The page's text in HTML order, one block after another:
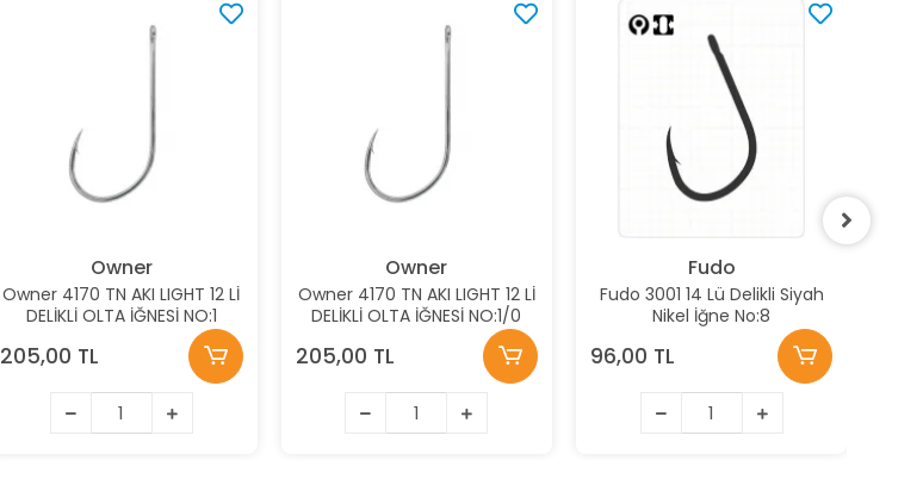
Owner
Owner 4170 TN AKI LIGHT 12 Lİ
DELİKLİ OLTA İĞNESİ NO:1
205,00 TL
Owner
Owner 4170 TN AKI LIGHT 12 Lİ
DELİKLİ OLTA İĞNESİ NO:1/0
205,00 TL
Fudo
Fudo 3001 14 Lü Delikli Siyah
Nikel İğne No:8
96,00 TL